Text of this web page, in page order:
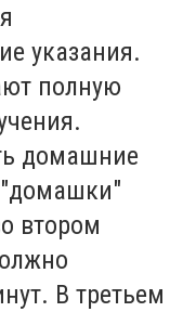
указания.
полную
домашние
"домашки"
втором
В третьем